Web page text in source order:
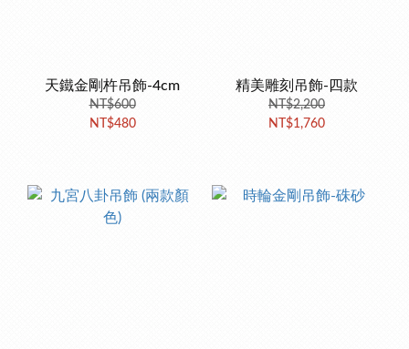
天鐵金剛杵吊飾-4cm
NT$600
NT$480
精美雕刻吊飾-四款
NT$2,200
NT$1,760